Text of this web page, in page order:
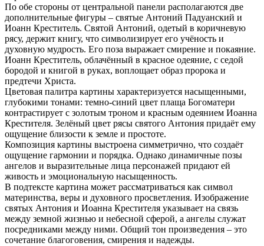
По обе стороны от центральной панели располагаются две
дополнительные фигуры – святые Антоний Падуанский и
Иоанн Креститель. Святой Антоний, одетый в коричневую
рясу, держит книгу, что символизирует его учёность и
духовную мудрость. Его поза выражает смирение и покаяние.
Иоанн Креститель, облачённый в красное одеяние, с седой
бородой и книгой в руках, воплощает образ пророка и
предтечи Христа.
Цветовая палитра картины характеризуется насыщенными,
глубокими тонами: темно-синий цвет плаща Богоматери
контрастирует с золотым троном и красным одеянием Иоанна
Крестителя. Зелёный цвет рясы святого Антония придаёт ему
ощущение близости к земле и простоте.
Композиция картины выстроена симметрично, что создаёт
ощущение гармонии и порядка. Однако динамичные позы
ангелов и выразительные лица персонажей придают ей
живость и эмоциональную насыщенность.
В подтексте картина может рассматриваться как символ
материнства, веры и духовного просветления. Изображение
святых Антония и Иоанна Крестителя указывает на связь
между земной жизнью и небесной сферой, а ангелы служат
посредниками между ними. Общий тон произведения – это
сочетание благоговения, смирения и надежды.